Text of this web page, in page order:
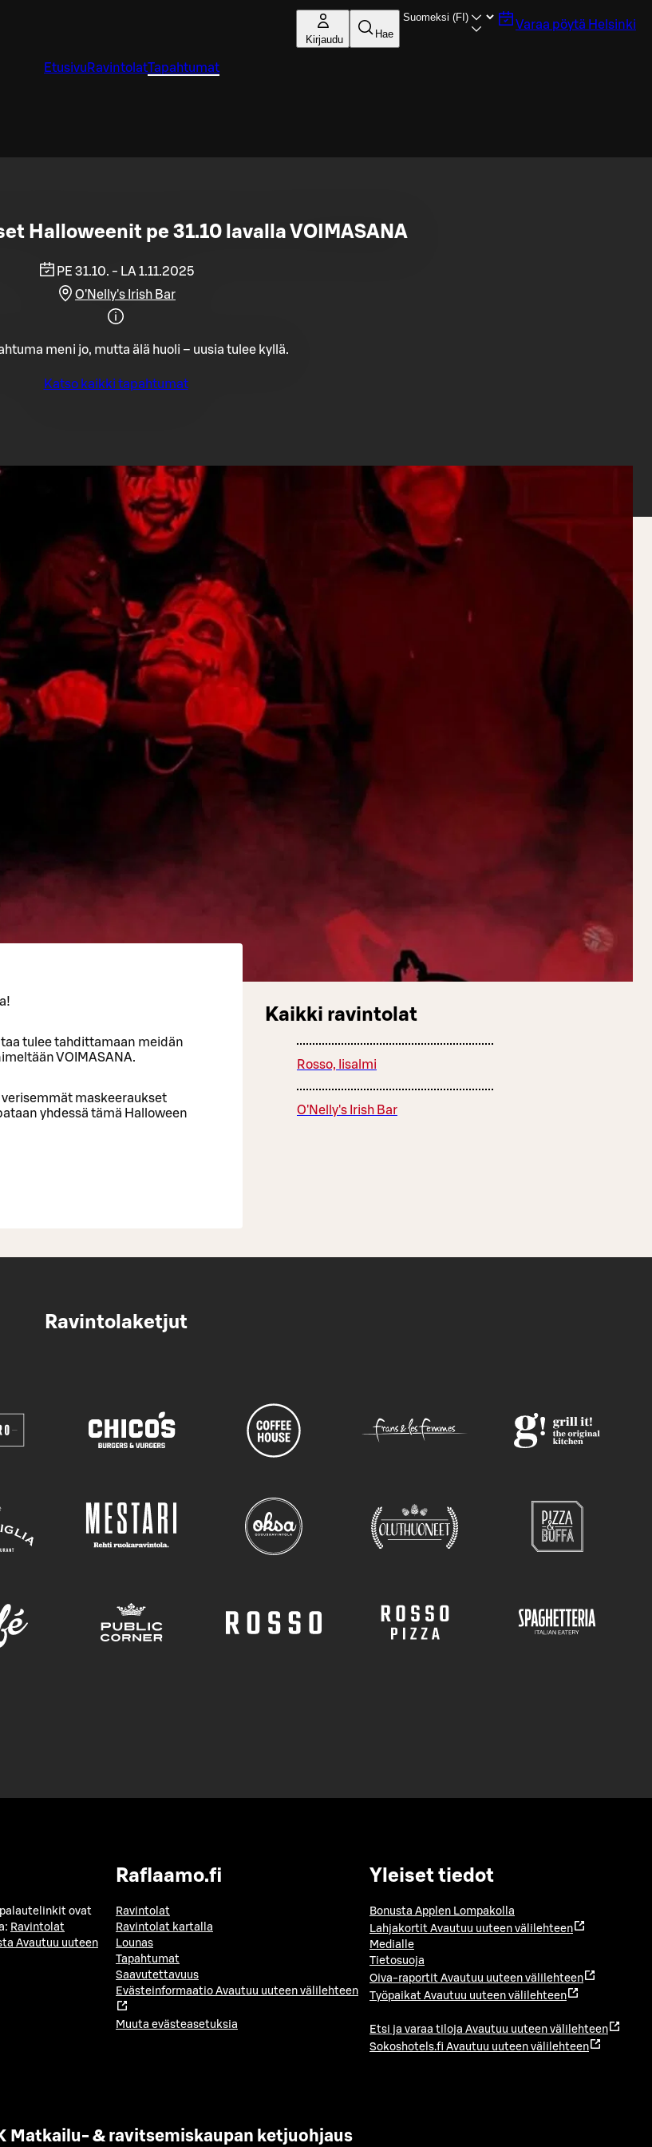
Kirjaudu Hae
Varaa pöytä Helsinki
Etusivu RavintolatTapahtumat
Halloweenit pe 31.10 lavalla VOIMASANA
PE 31.10. - LA 1.11.2025
O'Nelly's Irish Bar
meni jo, mutta älä huoli – uusia tulee kyllä.
Katso kaikki tapahtumat
tulee tahdittamaan meidän
VOIMASANA.
maskeeraukset
yhdessä tämä Halloween
Kaikki ravintolat
Rosso, Iisalmi
O'Nelly's Irish Bar
Ravintolaketjut
ovat
Ravintolat
Avautuu uuteen
Raflaamo.fi
Ravintolat
Ravintolat kartalla
Lounas
Tapahtumat
Saavutettavuus
Evästeinformaatio Avautuu uuteen välilehteen
Muuta evästeasetuksia
Yleiset tiedot
Bonusta Applen Lompakolla
Lahjakortit Avautuu uuteen välilehteen
Medialle
Tietosuoja
Oiva-raportit Avautuu uuteen välilehteen
Työpaikat Avautuu uuteen välilehteen
Etsi ja varaa tiloja Avautuu uuteen välilehteen
Sokoshotels.fi Avautuu uuteen välilehteen
Matkailu- & ravitsemiskaupan ketjuohjaus